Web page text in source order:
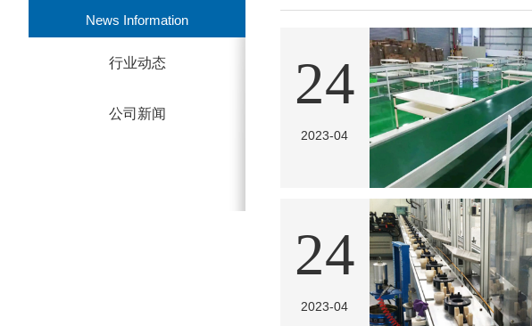
News Information
行业动态
公司新闻 24
2023-04
24
2023-04